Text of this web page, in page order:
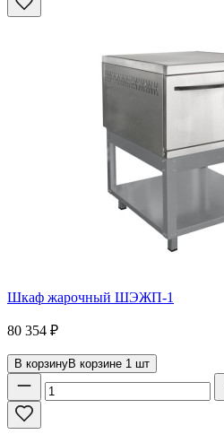
Шкаф жарочный ШЭЖП-1
80 354 ₽
В корзинуВ корзине 1 шт